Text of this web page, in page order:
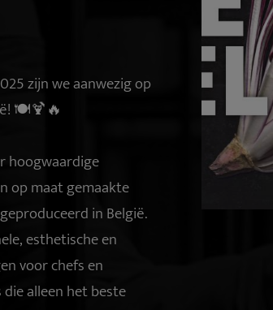
zijn we aanwezig op
🍽️🍹🔥
hoogwaardige
op maat gemaakte
in België.
esthetische en
voor chefs en
alleen het beste